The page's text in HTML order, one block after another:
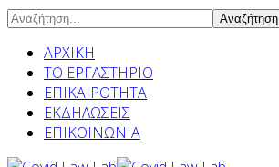
Αναζήτηση
ΑΡΧΙΚΗ
ΤΟ ΕΡΓΑΣΤΗΡΙΟ
ΕΠΙΚΑΙΡΟΤΗΤΑ
ΕΚΔΗΛΩΣΕΙΣ
ΕΠΙΚΟΙΝΩΝΙΑ